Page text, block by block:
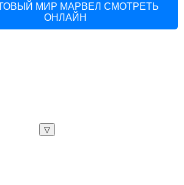
МИР МАРВЕЛ СМОТРЕТЬ
ОНЛАЙН
▽